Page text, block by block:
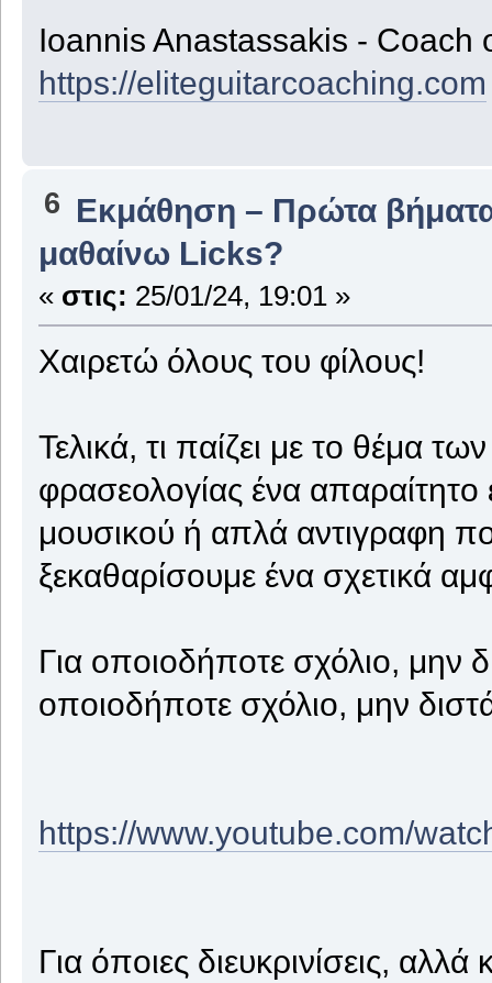
Ioannis Anastassakis - Coach
https://eliteguitarcoaching.com
6 Εκμάθηση – Πρώτα
μαθαίνω Licks?
« στις: 25/01/24, 19:01 »
Χαιρετώ όλους του φίλους!
Τελικά, τι παίζει με το θέμα
φρασεολογίας ένα απαραίτητο
μουσικού ή απλά αντιγραφη
ξεκαθαρίσουμε ένα σχετικά
Για οποιοδήποτε σχόλιο, μην
οποιοδήποτε σχόλιο, μην
https://www.youtube.com/
Για όποιες διευκρινίσεις, αλλά